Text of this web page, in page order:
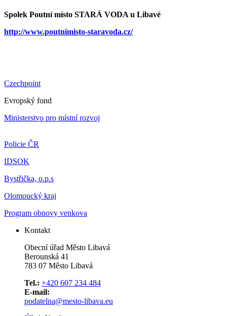
Spolek Poutní místo STARÁ VODA u Libavé
http://www.poutnimisto-staravoda.cz/
Czechpoint
Evropský fond
Ministerstvo pro místní rozvoj
Policie ČR
IDSOK
Bystřička, o.p.s
Olomoucký kraj
Program obnovy venkova
Kontakt
Obecní úřad Město Libavá
Berounská 41
783 07 Město Libavá
Tel.: +420 607 234 484
E-mail:
podatelna@mesto-libava.eu